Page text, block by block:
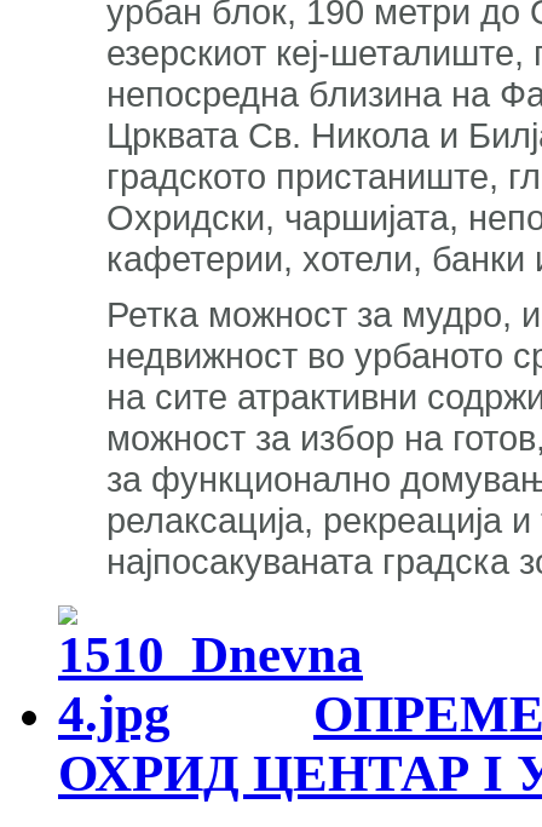
урбан блок, 190 метри
езерскиот кеј-
непосредна близина на
Црквата Св. Никола и
градското пристаниште,
Охридски, чаршијата,
кафетерии, хотели, банки
Ретка можност за мудро,
недвижност во урбаното
на сите атрактивни
можност за избор на
за функционално
релаксација, рекреација
најпосакуваната
ОХРИД ЦЕНТАР I